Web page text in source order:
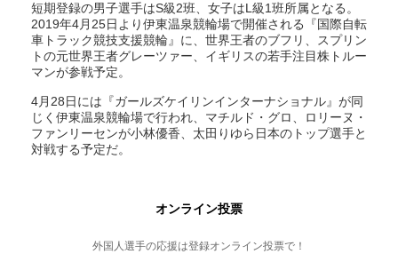
短期登録の男子選手はS級2班、女子はL級1班所属となる。
2019年4月25日より伊東温泉競輪場で開催される『国際自転
車トラック競技支援競輪』に、世界王者のブフリ、スプリン
トの元世界王者グレーツァー、イギリスの若手注目株トルー
マンが参戦予定。
4月28日には『ガールズケイリンインターナショナル』が同
じく伊東温泉競輪場で行われ、マチルド・グロ、ロリーヌ・
ファンリーセンが小林優香、太田りゆら日本のトップ選手と
対戦する予定だ。
オンライン投票
外国人選手の応援は登録オンライン投票で！